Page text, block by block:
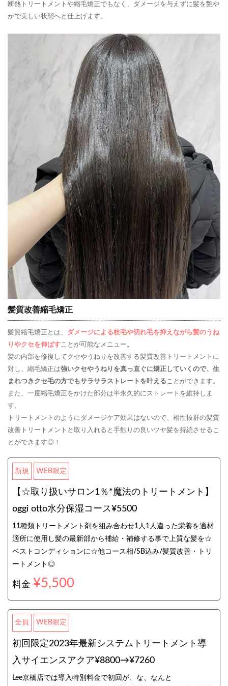
断熱トリートメントや縮毛矯正でもなく、ダメージを与えずに髪を艶や
かで美しい状態へと仕上げます。
髪質改善縮毛矯正
髪質縮毛矯正とは、 ダメージによる枝毛や切れ毛を抑えながら髪のうね
りやクセを伸ばすことが可能なメニュー。
髪の内部を修復してクセやうねりを改善する髪質改善トリートメントに
対し、縮毛矯正は強いクセやうねりを真っ直ぐに矯正していくので、生
まれつきクセ毛の方でもサラサラストレートを叶えることができます。
また、一度縮毛矯正をかけた部分は半永久的にストレートを維持しま
す。
トリートメントのようにダメージケア効果はないので、相性抜群の髪質
改善トリートメントと取り入れると手触りの良いツヤ髪を持続させるこ
とができます◎！
新規 WEB限定
【☆取り扱いサロン1％*魔法のトリートメント】
oggi otto水分保湿コース¥5500
11種類トリートメント剤を組み合わせ1人1人違った栄養を適材
適所に使用し髪の最新部から補給・補修する事で上質な髪を☆
ベストコンディションに☆他コース相/SB込み/髪質改善・トリ
ートメント◎
料金 ¥5,500
全員 WEB限定
初回限定2023年最新システムトリートメント導
入サイエンスアクア¥8800→¥7260
Lee京橋店では導入特別料金で初回が、な、なんと